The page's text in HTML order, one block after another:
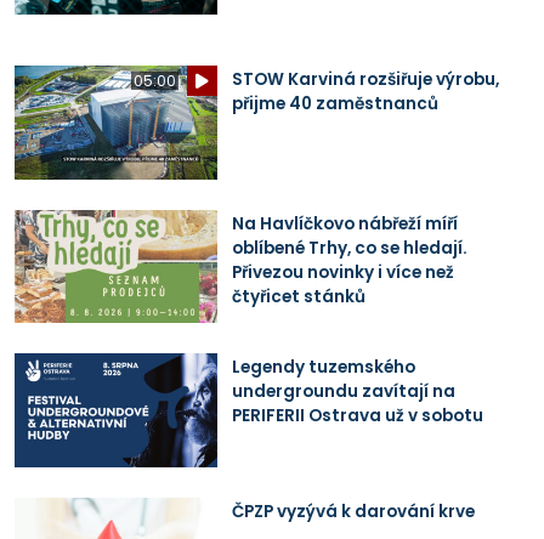
05:00
STOW Karviná rozšiřuje výrobu,
přijme 40 zaměstnanců
Na Havlíčkovo nábřeží míří
oblíbené Trhy, co se hledají.
Přivezou novinky i více než
čtyřicet stánků
Legendy tuzemského
undergroundu zavítají na
PERIFERII Ostrava už v sobotu
ČPZP vyzývá k darování krve